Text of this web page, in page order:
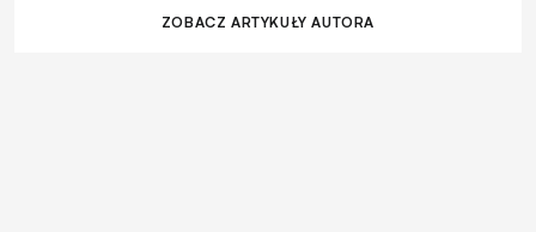
ZOBACZ ARTYKUŁY AUTORA